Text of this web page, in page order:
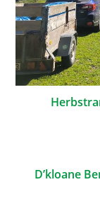
D’kloane